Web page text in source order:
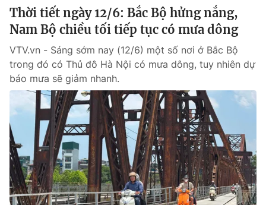
Emagazine Podcast
Photo Infographic
Video
VTV Money VTV Thể thao
VTV Sức khoẻ Bất động sản
Thị trường 24h Tấm lòng Việt
Thời tiết ngày 12/6: Bắc Bộ hửng nắng,
Nam Bộ chiều tối tiếp tục có mưa dông
VTV.vn - Sáng sớm nay (12/6) một số nơi ở Bắc Bộ
trong đó có Thủ đô Hà Nội có mưa dông, tuy nhiên dự
báo mưa sẽ giảm nhanh.